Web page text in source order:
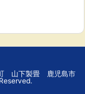
町 山下製畳 鹿児島市